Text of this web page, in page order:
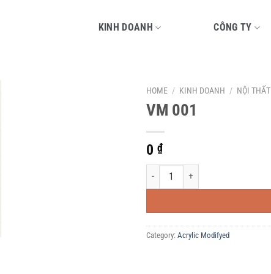
KINH DOANH CÔNG TY
HOME / KINH DOANH / NỘI THẤT
VM 001
0 ₫
VM 001 quantity
Category: Acrylic Modifyed